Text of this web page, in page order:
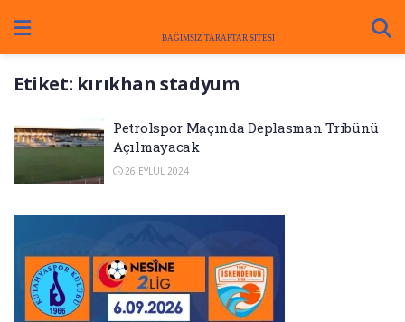
Etiket: kırıkhan stadyum
Petrolspor Maçında Deplasman Tribünü
Açılmayacak
26 EYLÜL 2024